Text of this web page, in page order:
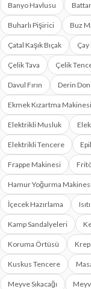
Banyo Havlusu
Buharlı Pişirici Buz
Çatal Kaşık Bıçak Çay
Çelik Tava Çelik
Davul Fırın Derin
Ekmek Kızartma Makinesi
Elektrikli Musluk
Elektrikli Tencere
Frappe Makinesi
Hamur Yoğurma
İçecek Hazırlama
Kamp Sandalyeleri
Koruma Örtüsü
Kuskus Tencere
Meyve Sıkacağı